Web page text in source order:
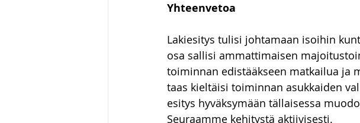
Yhteenvetoa
Lakiesitys tulisi johtamaan isoihin
osa sallisi ammattimaisen
toiminnan edistääkseen matkailua ja
taas kieltäisi toiminnan asukkaiden
esitys hyväksymään tällaisessa
Seuraamme kehitystä aktiivisesti.